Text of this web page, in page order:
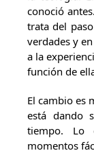
conoció
trata del
verdades y
a la
función de
El cambio es
está dando
tiempo. Lo
momentos